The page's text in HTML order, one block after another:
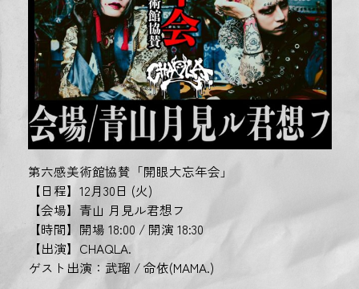
第六感美術館協賛「開眼大忘年会」
【日程】12月30日 (火)
【会場】青山 月見ル君想フ
【時間】開場 18:00 / 開演 18:30
【出演】CHAQLA.
ゲスト出演：武瑠 / 命依(MAMA.)